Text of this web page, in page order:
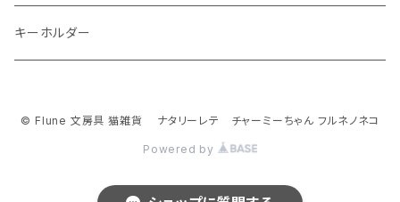
ポメラニアン
コーギー
キーホルダー
© Flune 文房具 猫雑貨 ナタリーレテ チャーミーちゃん フルネノネコ
Powered by